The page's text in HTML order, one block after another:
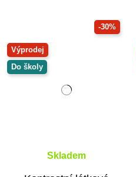
-30%
Výprodej
Do školy
Skladem